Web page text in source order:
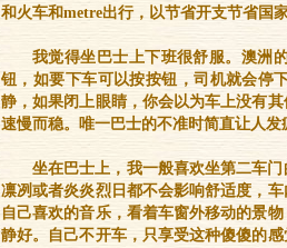
和火车和metre出行，以节省开支节省国
我觉得坐巴士上下班很舒服。澳洲
钮，如要下车可以按按钮，司机就会停
静，如果闭上眼睛，你会以为车上没有
速慢而稳。唯一巴士的不准时简直让人发
坐在巴士上，我一般喜欢坐第二车
凛冽或者炎炎烈日都不会影响舒适度，
自己喜欢的音乐，看着车窗外移动的景
静好。自己不开车，只享受这种傻傻的